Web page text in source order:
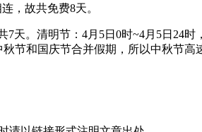
，故共免费8天。
7天。清明节：4月5日0时~4月5日24
节和国庆节合并假期，所以中秋节高